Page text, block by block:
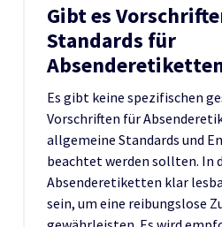
Gibt es
Standards für
Es gibt keine spezifischen
Vorschriften für
allgemeine Standards und
beachtet werden sollten. In
Absenderetiketten klar
sein, um eine reibungslose